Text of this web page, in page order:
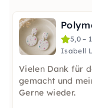
5,0 –
Isabell
Vielen Dank für
gemacht und
Gerne wieder.